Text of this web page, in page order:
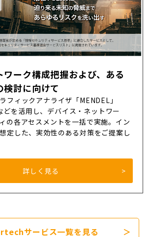
ワーク構成把握および、ある
検討に向けて
フィックアナライザ「MENDEL」
どを活用し、デバイス・ネットワー
の各アセスメントを一括で実施。イン
定した、実効性のある対策をご提案し
詳しく見る
サービス一覧を見る